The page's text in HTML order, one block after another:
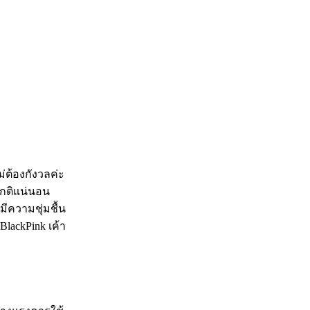
ต้องกังวลค่ะ
กติแน่นอน
มีความชุ่มชื้น
เค้า